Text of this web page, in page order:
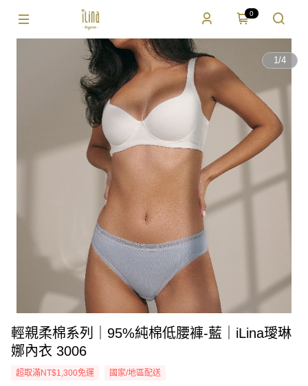
0
1/4
輕親柔棉系列｜95%純棉低腰褲-藍｜iLina璦琳
娜內衣 3006
超取滿NT$1,300免運 國家/地區配送